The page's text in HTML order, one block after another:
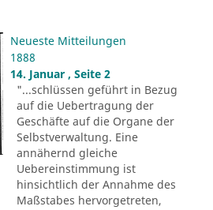
Neueste Mitteilungen
1888
14. Januar , Seite 2
"...schlüssen geführt in Bezug
auf die Uebertragung der
Geschäfte auf die Organe der
Selbstverwaltung. Eine
annähernd gleiche
Uebereinstimmung ist
hinsichtlich der Annahme des
Maßstabes hervorgetreten,